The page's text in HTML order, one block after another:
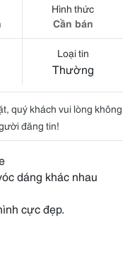
Hình thức
Cần bán
Loại tin
Thường
quý khách vui lòng không
đăng tin!
dáng khác nhau
cực đẹp.